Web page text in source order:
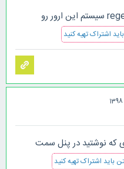
بعد از وارد کردن کلمه regedit سیستم این ارور رو
اشتراک تهیه کنید
که نوشتید در پنل سمت
باید اشتراک تهیه کنید